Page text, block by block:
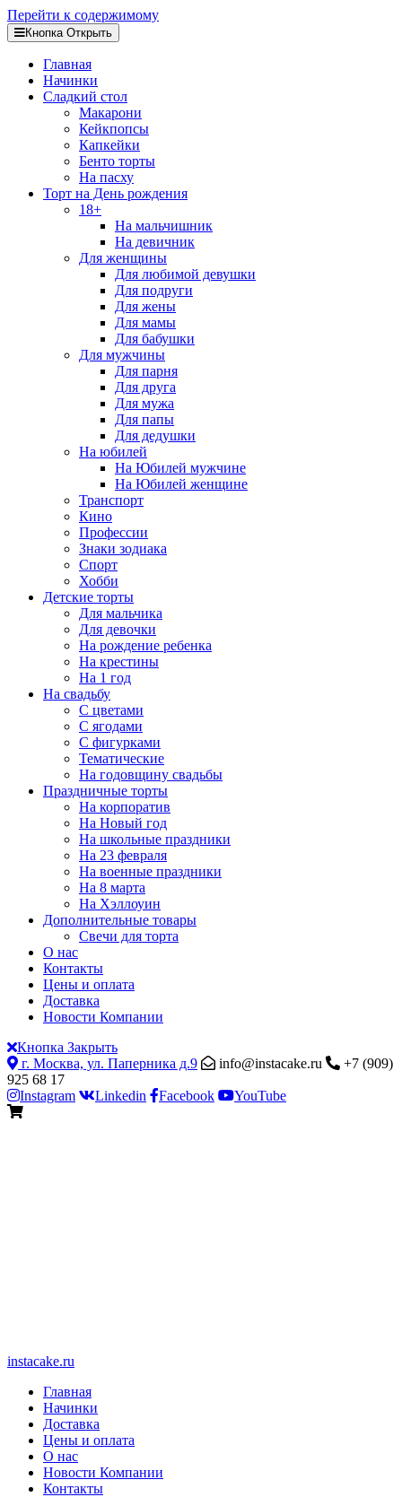
Перейти к содержимому
Кнопка Открыть
Главная
Начинки
Сладкий стол
Макарони
Кейкпопсы
Капкейки
Бенто торты
На пасху
Торт на День рождения
18+
На мальчишник
На девичник
Для женщины
Для любимой девушки
Для подруги
Для жены
Для мамы
Для бабушки
Для мужчины
Для парня
Для друга
Для мужа
Для папы
Для дедушки
На юбилей
На Юбилей мужчине
На Юбилей женщине
Транспорт
Кино
Профессии
Знаки зодиака
Спорт
Хобби
Детские торты
Для мальчика
Для девочки
На рождение ребенка
На крестины
На 1 год
На свадьбу
С цветами
С ягодами
С фигурками
Тематические
На годовщину свадьбы
Праздничные торты
На корпоратив
На Новый год
На школьные праздники
На 23 февраля
На военные праздники
На 8 марта
На Хэллоуин
Дополнительные товары
Свечи для торта
О нас
Контакты
Цены и оплата
Доставка
Новости Компании
Кнопка Закрыть
г. Москва, ул. Паперника д.9
info@instacake.ru
+7 (909)
925 68 17
Instagram
Linkedin Facebook YouTube
instacake.ru
Главная
Начинки
Доставка
Цены и оплата
О нас
Новости Компании
Контакты